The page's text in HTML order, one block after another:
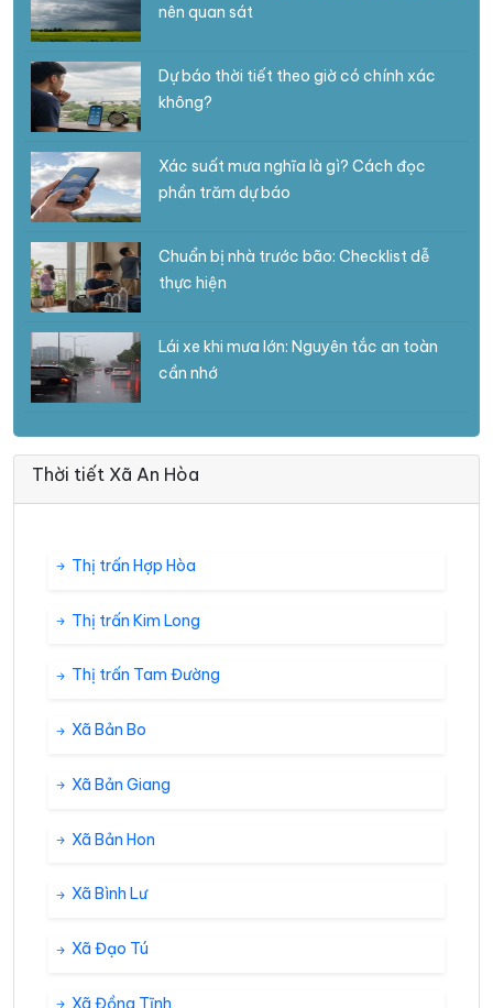
nên quan sát
Dự báo thời tiết theo giờ có chính xác
không?
Xác suất mưa nghĩa là gì? Cách đọc
phần trăm dự báo
Chuẩn bị nhà trước bão: Checklist dễ
thực hiện
Lái xe khi mưa lớn: Nguyên tắc an toàn
cần nhớ
Thời tiết Xã An Hòa
Thị trấn Hợp Hòa
Thị trấn Kim Long
Thị trấn Tam Đường
Xã Bản Bo
Xã Bản Giang
Xã Bản Hon
Xã Bình Lư
Xã Đạo Tú
Xã Đồng Tĩnh